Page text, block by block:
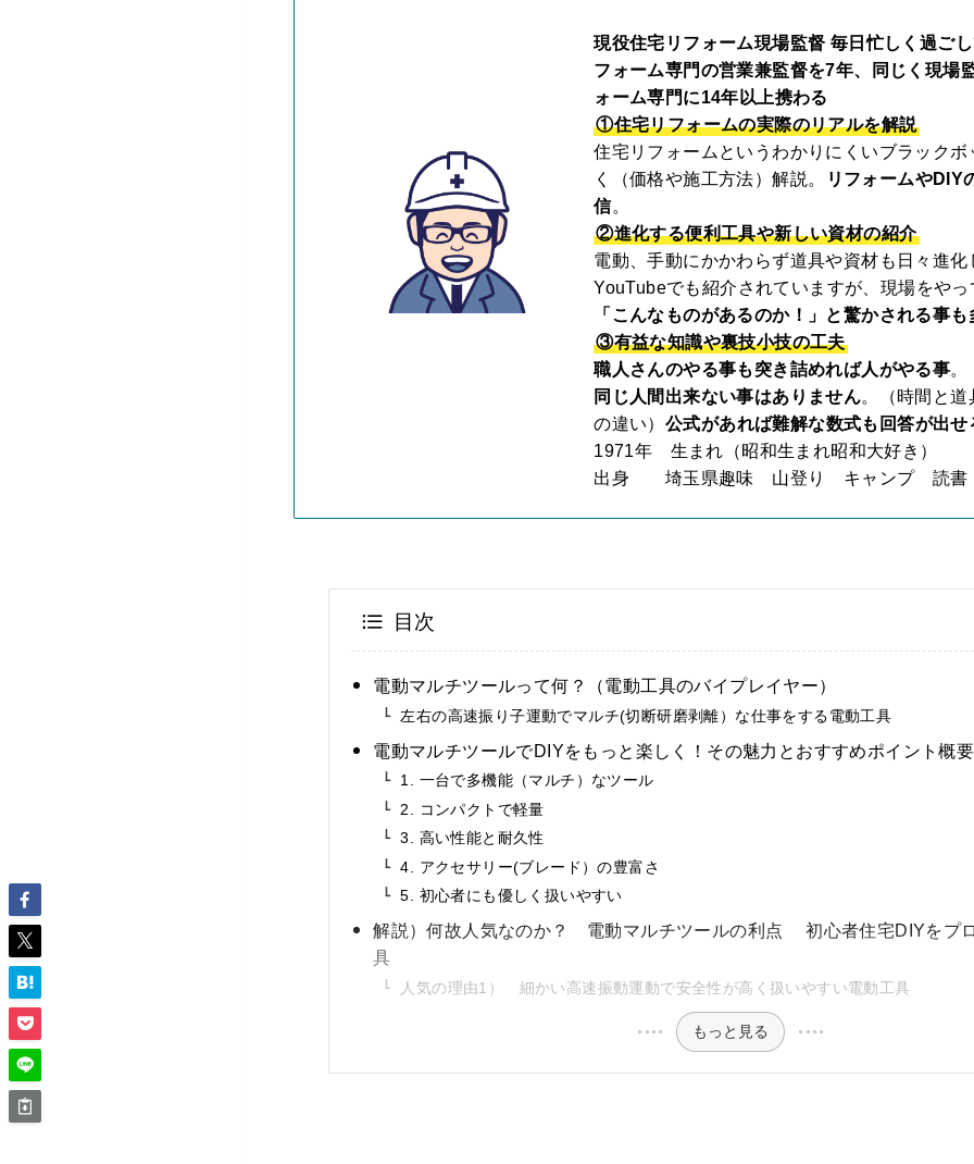
現役住宅リフォーム現場監督 毎日忙しく過ご
フォーム専門の営業兼監督を7年、同じく現場
ォーム専門に14年以上携わる
①住宅リフォームの実際のリアルを解説
住宅リフォームというわかりにくいブラック
く（価格や施工方法）解説。
リフォームやDIY
信。
②進化する便利工具や新しい資材の紹介
電動、手動にかかわらず道具や資材も日々進化
YouTubeでも紹介されていますが、現場をやっ
「こんなものがあるのか！」と驚かされる事
③有益な知識や裏技小技の工夫
職人さんのやる事も突き詰めれば人がやる事。
同じ人間出来ない事はありません。（時間と
の違い） 公式があれば難解な数式も回答が出せ
1971年 生まれ（昭和生まれ昭和大好き）
出身 埼玉県趣味 山登り キャンプ 読書
目次
電動マルチツールって何？（電動工具のバイプレイヤー）
左右の高速振り子運動でマルチ(切断研磨剥離）な仕事をする電動工具
電動マルチツールでDIYをもっと楽しく！その魅力とおすすめポイント概要
1. 一台で多機能（マルチ）なツール
2. コンパクトで軽量
3. 高い性能と耐久性
4. アクセサリー(ブレード）の豊富さ
5. 初心者にも優しく扱いやすい
解説）何故人気なのか？ 電動マルチツールの利点 初心者住宅DIYをプ
具
人気の理由1） 細かい高速振動運動で安全性が高く扱いやすい電動工具
もっと見る